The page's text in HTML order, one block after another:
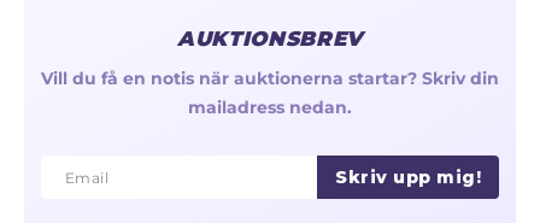
AUKTIONSBREV
Vill du få en notis när auktionerna startar? Skriv din
mailadress nedan.
Email
Email Skriv upp mig!